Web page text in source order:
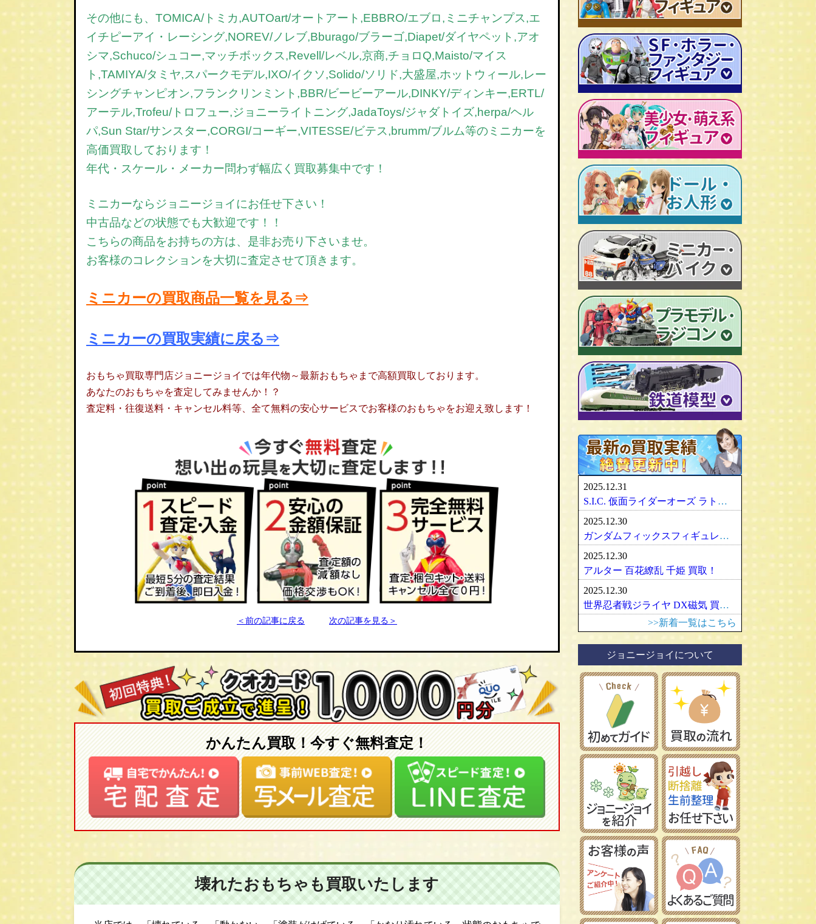
その他にも、TOMICA/トミカ,AUTOart/オートアート,EBBRO/エブロ,ミニチャンプス,エ
イチピーアイ・レーシング,NOREV/ノレブ,Bburago/ブラーゴ,Diapet/ダイヤペット,アオ
シマ,Schuco/シュコー,マッチボックス,Revell/レベル,京商,チョロQ,Maisto/マイス
ト,TAMIYA/タミヤ,スパークモデル,IXO/イクソ,Solido/ソリド,大盛屋,ホットウィール,レー
シングチャンピオン,フランクリンミント,BBR/ビービーアール,DINKY/ディンキー,ERTL/
アーテル,Trofeu/トロフュー,ジョニーライトニング,JadaToys/ジャダトイズ,herpa/ヘル
パ,Sun Star/サンスター,CORGI/コーギー,VITESSE/ビテス,brumm/ブルム等のミニカーを
高価買取しております！
年代・スケール・メーカー問わず幅広く買取募集中です！
ミニカーならジョニージョイにお任せ下さい！
中古品などの状態でも大歓迎です！！
こちらの商品をお持ちの方は、是非お売り下さいませ。
お客様のコレクションを大切に査定させて頂きます。
ミニカーの買取商品一覧を見る⇒
ミニカーの買取実績に戻る⇒
おもちゃ買取専門店ジョニージョイでは年代物～最新おもちゃまで高額買取しております。
あなたのおもちゃを査定してみませんか！？
査定料・往復送料・キャンセル料等、全て無料の安心サービスでお客様のおもちゃをお迎え致します！
＜前の記事に戻る 次の記事を見る＞
かんたん買取！今すぐ無料査定！
壊れたおもちゃも買取いたします
ジャンボマシンダー
キャラクター消しゴム
ビックリマンシール
ダイアクロン
変身サイボーグ
昭和レトロなミニカー
ミクロマン
レトロプラモデル
旧トランスフォーマー
ビンテージ セルロイド人形
仮面ライダーカード
マルサン/MARUSAN
ブルマァク/BULLMARK
ポピー/POPY
旧タカラ/TAKARA
旧バンダイ/BANDAI
タカトクトイス/T.T
中嶋製作所
ヨネザワ/米澤玩具
ワンピース/ONE PIECE
聖闘士聖矢
キン肉マン
ドラゴンボール
北斗の拳
ルパン三世
鉄人28号
新世紀エヴァンゲリオン
AKIRA/アキラ
ドラゴンクエスト
ファイナルファンタジー/FF
P.O.P
RAH
CCP キン肉マン
超像可動
聖闘士聖衣神話
Figuarts/フィギュアーツ
ワールドコレクタブル
プレイモービル
仮面ライダー
ゴジラ
人造人間キカイダー
牙狼-GARO
機動戦士ガンダム
マジンガーＺ
ゲッターロボ
トランスフォーマー
マクロス
メタルヒーローシリーズ
スーパー戦隊
超合金魂
ROBOT魂
RAH
マスターピース
M1号
S.H.モンスターアーツ
ULTRA-ACT
SDX
スターウォーズ
プレデター/PREDATOR
エイリアン/ALIEN
ターミネーター
ロボコップ
バットマン
グレムリン
バイオハザード
ディズニー
リビングデッドドールズ/LDD
ホットトイズ/HOT TOYS
サイドショウ/SIDE SHOW
パリセイズ/PALISADES
メズコ/MEZCO
プレイアーツ/PLAY ARTS
RAH
VCD
セーラームーン
魔法少女まどか☆マギカ
フェイト/Fate
武装神姫
魔法少女リリカルなのは
艦隊これくしょん -艦これ-
けいおん！
すーぱーそに子
一騎当千
東方Project
涼宮ハルヒの憂鬱
化物語・偽物語
百花繚乱
アルター/ALTER
グッドスマイルカンパニー
壽屋/コトブキヤ
グリフォンエンタープライズ
フリーイング/FREEing
やまと/YAMATO
ダイキ工業/DAIKI
ブライス/Blythe
スーパードルフィー/ドルフィードリーム
アゾンドール/AZONE
モモコ/momoko
ハイブリッドアクティブ/HAF
えっくす☆きゅーと
ピュアニーモ
リカちゃん
バービー
シルバニアファミリー
マドレーヌちゃん
ベアブリック・BE＠RBRICK
メディコムトイ
セキグチ
ペットワークス/PetWORKs
やまと/YAMATO
ママチャップトイ
オビツドール/OBITSU
トミカ/TOMICA
エブロ/EBBRO
ミニチャンプス
hpiレーシング
ノレブ/NOREV
ダイヤペット/Diapet
アオシマ / DISM
ブラーゴ/Bburago
ヘルパ/herpa
大盛屋 ミクロペット
イクソ/IXO
ﾋﾞｰﾋﾞｰｱｰﾙ/BBR
アメリカ車
イタリア車
フランス車
ガンダム/GUNDAM
アーマード・コア
スーパーロボット大戦
魔神英雄伝ワタル
車・バイク
戦車・軍用機・軍艦
旅客機/飛行機
船・ボート
建築物
デコトラ
ミニ四駆
タミヤ/田宮模型
ハセガワ/長谷川製作所
フジミ模型/FUJIMI
アオシマ/青島文化教材社
イマイ/IMAI /今井科学
コトブキヤ/壽屋
イタレリ/ITALERI
レベル/Revell
カトー/KATO
トミックス/TOMIX
ﾏｲｸﾛｴｰｽ/MICRO ACE
ｸﾞﾘｰﾝﾏｯｸｽ/GREENMAX
ワールド工芸
Bトレインショーティー
モデモ/MODEMO
エンドウ/TER
ピノチオ模型
鉄道模型社
レーマン/LGB
Ｎゲージ
ＨＯゲージ
Ｚゲージ
車両パーツ
ストラクチャー
Ｇゲージ
Ｏゲージ
2025.12.31
S.I.C. 仮面ライダーオーズ ラトラーターコンボ買取
2025.12.30
ガンダムフィックスフィギュレーション GFF おまとめ買取！
2025.12.30
アルター 百花繚乱 千姫 買取！
2025.12.30
世界忍者戦ジライヤ DX磁気 買取！
>>新着一覧はこちら
ジョニージョイについて